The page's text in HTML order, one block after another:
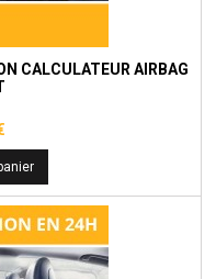
CALCULATEUR AIRBAG